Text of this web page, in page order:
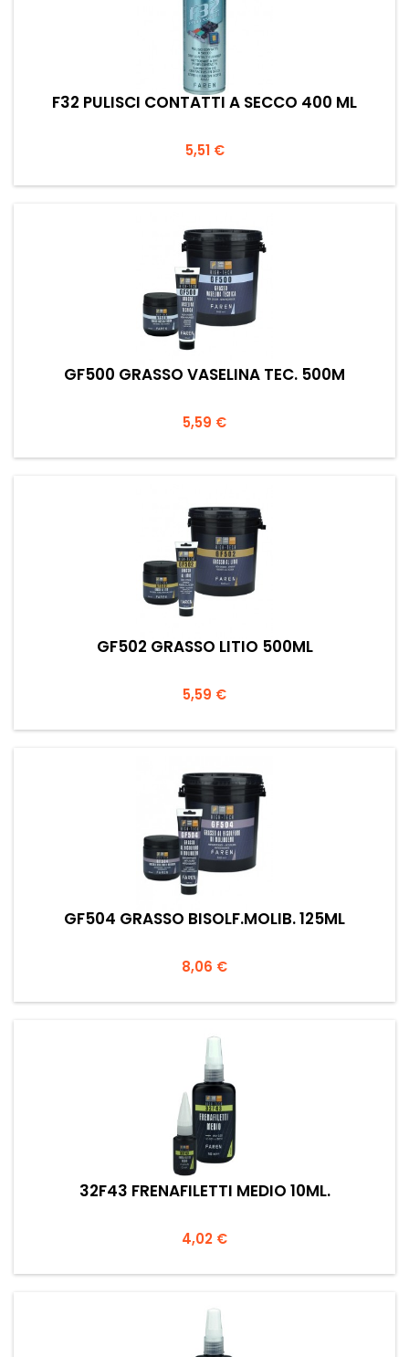
F32 PULISCI CONTATTI A SECCO 400 ML
Prezzo
5,51 €
GF500 GRASSO VASELINA TEC. 500M
Prezzo
5,59 €
GF502 GRASSO LITIO 500ML
Prezzo
5,59 €
GF504 GRASSO BISOLF.MOLIB. 125ML
Prezzo
8,06 €
32F43 FRENAFILETTI MEDIO 10ML.
Prezzo
4,02 €